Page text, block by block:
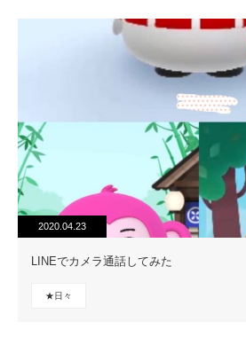
2020.04.23
LINEでカメラ通話してみた
★日々